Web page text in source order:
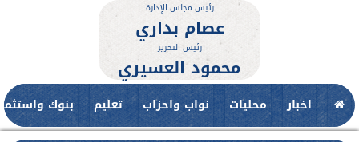
رئيس مجلس الإدارة
عصام بداري
رئيس التحرير
محمود العسيري
اخبار محليات نواب واحزاب تعليم بنوك